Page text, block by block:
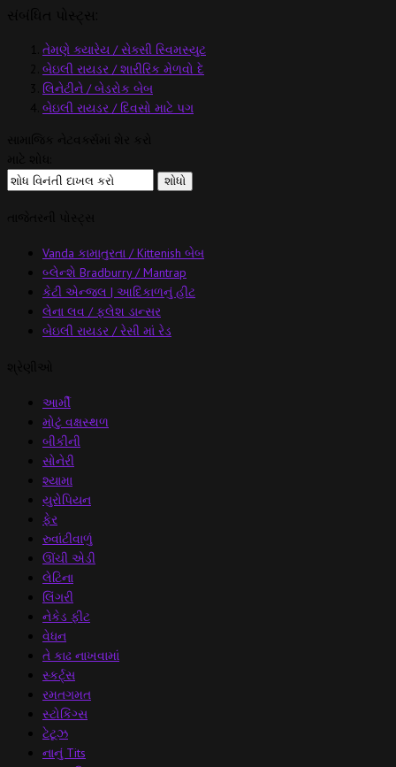
તેમણે ક્યારેય / સેક્સી સ્વિમસ્યુટ
બેઇલી રાયડર / શારીરિક મેળવો દે
લિનેટીને / બેડરોક બેબ
બેઇલી રાયડર / દિવસો માટે પગ
Vanda કામાતુરતા / Kittenish બેબ
બ્લેન્શે Bradburry / Mantrap
કેટી એન્જલ | આદિકાળનું હીટ
લેના લવ / ફ્લેશ ડાન્સર
બેઇલી રાયડર / રેસી માં રેડ
આર્મી
મોટું વક્ષસ્થળ
બીકીની
સોનેરી
શ્યામા
યુરોપિયન
ફેર
રુવાંટીવાળું
ઊંચી એડી
લેટિના
લિંગરી
નેકેડ ફીટ
વેધન
તે કાઢ નાખવામાં
સ્કર્ટ્સ
રમતગમત
સ્ટોકિંગ્સ
ટેટૂઝ
નાનું Tits